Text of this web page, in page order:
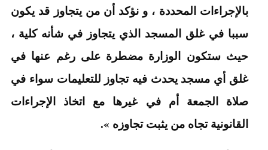
بالإجراءات المحددة ، و نؤكد أن من يتجاوز قد يكون
سببا في غلق المسجد الذي يتجاوز في شأنه كلية ،
حيث ستكون الوزارة مضطرة على رغم عنها في
غلق أي مسجد يحدث فيه تجاوز للتعليمات سواء في
صلاة الجمعة أم في غيرها مع اتخاذ الإجراءات
القانونية تجاه من يثبت تجاوزه ».